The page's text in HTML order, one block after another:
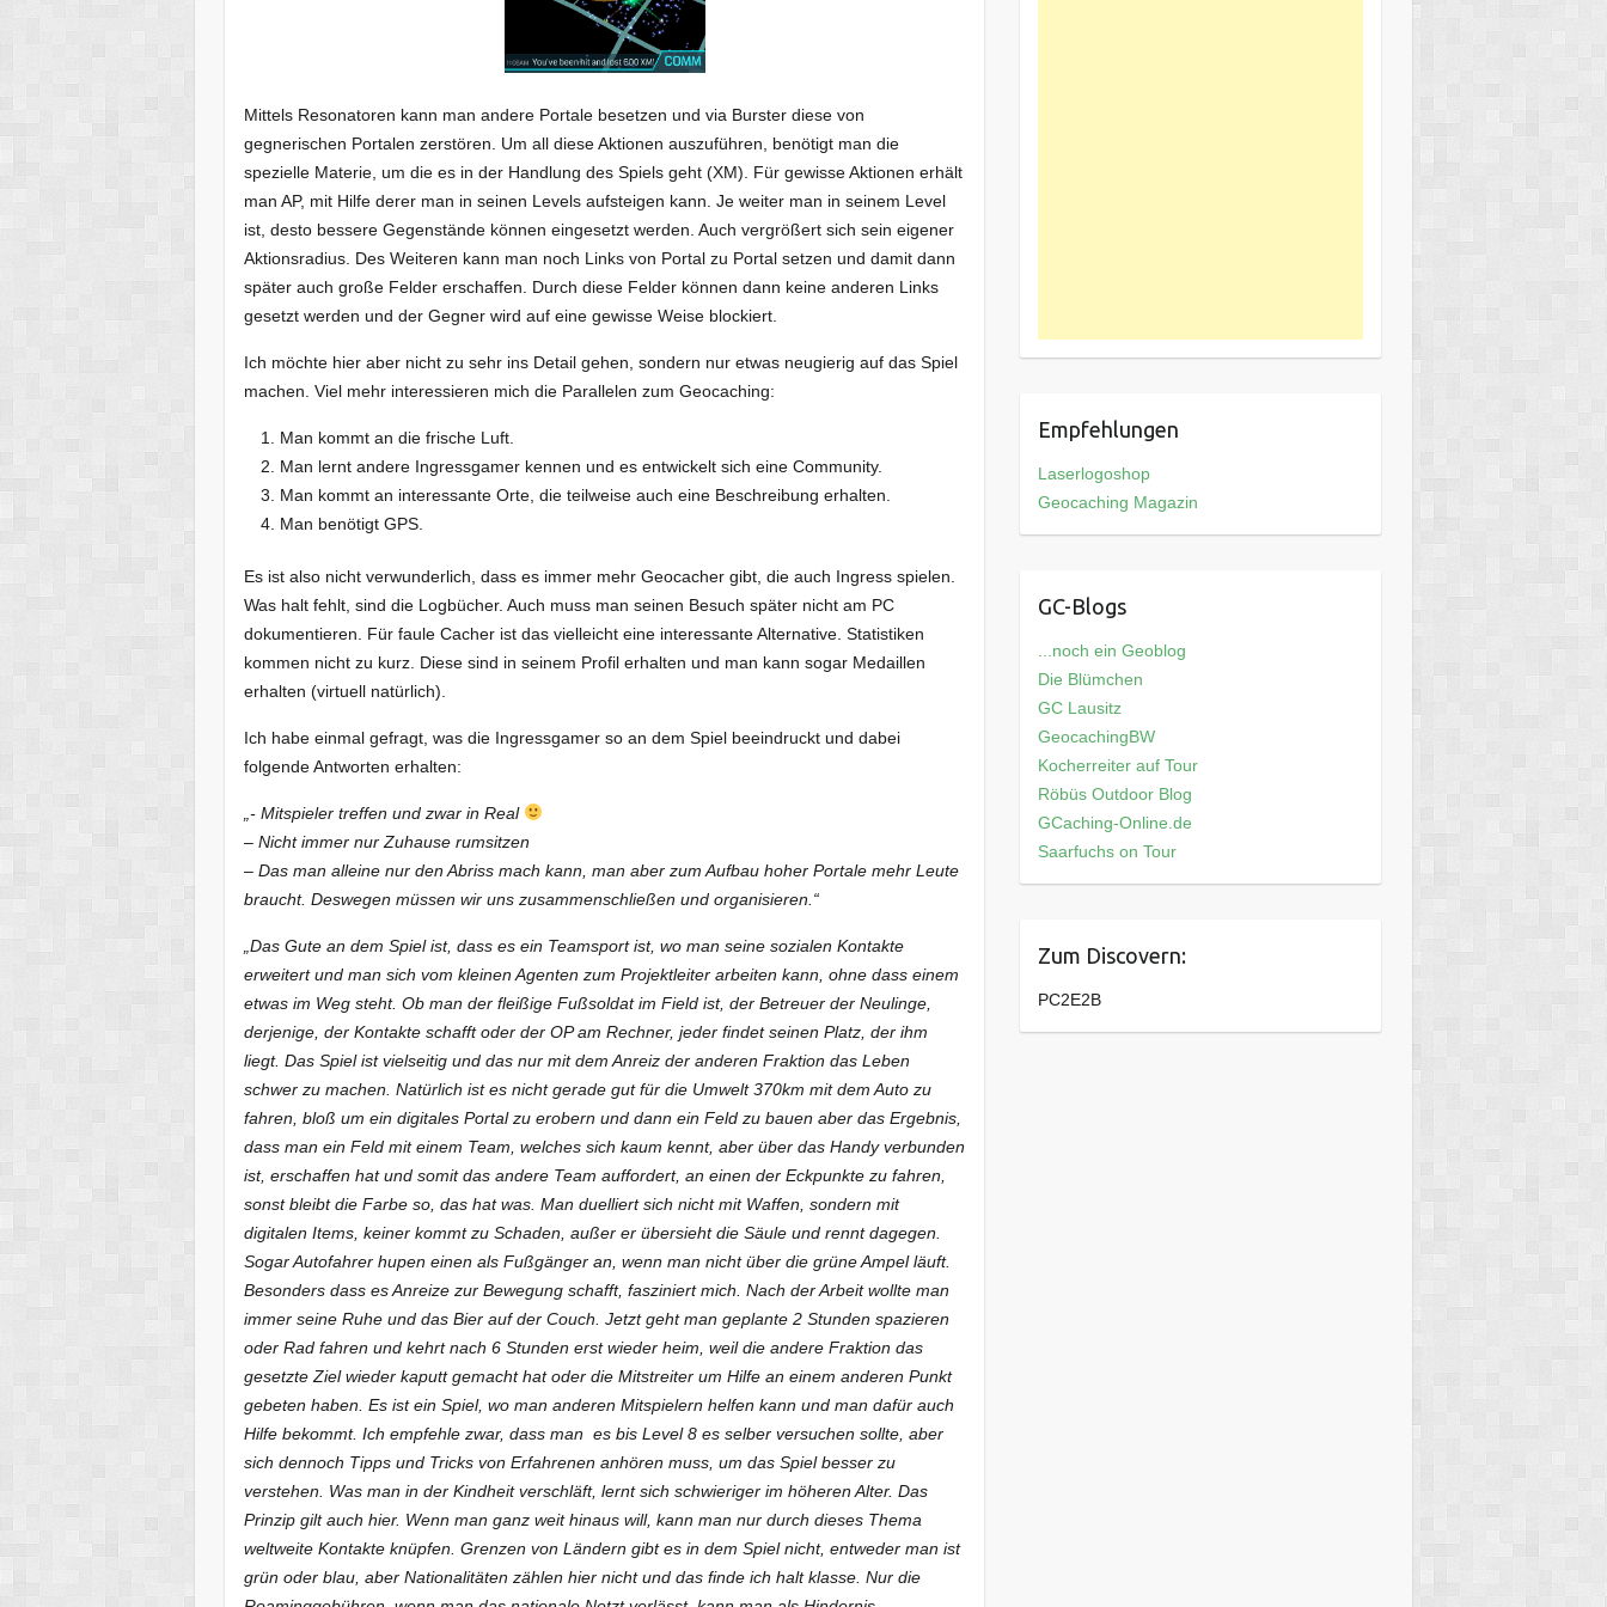
Mittels Resonatoren kann man andere Portale besetzen und via Burster diese von
gegnerischen Portalen zerstören. Um all diese Aktionen auszuführen, benötigt man die
spezielle Materie, um die es in der Handlung des Spiels geht (XM). Für gewisse Aktionen erhält
man AP, mit Hilfe derer man in seinen Levels aufsteigen kann. Je weiter man in seinem Level
ist, desto bessere Gegenstände können eingesetzt werden. Auch vergrößert sich sein eigener
Aktionsradius. Des Weiteren kann man noch Links von Portal zu Portal setzen und damit dann
später auch große Felder erschaffen. Durch diese Felder können dann keine anderen Links
gesetzt werden und der Gegner wird auf eine gewisse Weise blockiert.
Ich möchte hier aber nicht zu sehr ins Detail gehen, sondern nur etwas neugierig auf das Spiel
machen. Viel mehr interessieren mich die Parallelen zum Geocaching:
Man kommt an die frische Luft.
Man lernt andere Ingressgamer kennen und es entwickelt sich eine Community.
Man kommt an interessante Orte, die teilweise auch eine Beschreibung erhalten.
Man benötigt GPS.
Es ist also nicht verwunderlich, dass es immer mehr Geocacher gibt, die auch Ingress spielen.
Was halt fehlt, sind die Logbücher. Auch muss man seinen Besuch später nicht am PC
dokumentieren. Für faule Cacher ist das vielleicht eine interessante Alternative. Statistiken
kommen nicht zu kurz. Diese sind in seinem Profil erhalten und man kann sogar Medaillen
erhalten (virtuell natürlich).
Ich habe einmal gefragt, was die Ingressgamer so an dem Spiel beeindruckt und dabei
folgende Antworten erhalten:
„- Mitspieler treffen und zwar in Real
– Nicht immer nur Zuhause rumsitzen
– Das man alleine nur den Abriss mach kann, man aber zum Aufbau hoher Portale mehr Leute
braucht. Deswegen müssen wir uns zusammenschließen und organisieren.“
„Das Gute an dem Spiel ist, dass es ein Teamsport ist, wo man seine sozialen Kontakte
erweitert und man sich vom kleinen Agenten zum Projektleiter arbeiten kann, ohne dass einem
etwas im Weg steht. Ob man der fleißige Fußsoldat im Field ist, der Betreuer der Neulinge,
derjenige, der Kontakte schafft oder der OP am Rechner, jeder findet seinen Platz, der ihm
liegt. Das Spiel ist vielseitig und das nur mit dem Anreiz der anderen Fraktion das Leben
schwer zu machen. Natürlich ist es nicht gerade gut für die Umwelt 370km mit dem Auto zu
fahren, bloß um ein digitales Portal zu erobern und dann ein Feld zu bauen aber das Ergebnis,
dass man ein Feld mit einem Team, welches sich kaum kennt, aber über das Handy verbunden
ist, erschaffen hat und somit das andere Team auffordert, an einen der Eckpunkte zu fahren,
sonst bleibt die Farbe so, das hat was. Man duelliert sich nicht mit Waffen, sondern mit
digitalen Items, keiner kommt zu Schaden, außer er übersieht die Säule und rennt dagegen.
Sogar Autofahrer hupen einen als Fußgänger an, wenn man nicht über die grüne Ampel läuft.
Besonders dass es Anreize zur Bewegung schafft, fasziniert mich. Nach der Arbeit wollte man
immer seine Ruhe und das Bier auf der Couch. Jetzt geht man geplante 2 Stunden spazieren
oder Rad fahren und kehrt nach 6 Stunden erst wieder heim, weil die andere Fraktion das
gesetzte Ziel wieder kaputt gemacht hat oder die Mitstreiter um Hilfe an einem anderen Punkt
gebeten haben. Es ist ein Spiel, wo man anderen Mitspielern helfen kann und man dafür auch
Hilfe bekommt. Ich empfehle zwar, dass man es bis Level 8 es selber versuchen sollte, aber
sich dennoch Tipps und Tricks von Erfahrenen anhören muss, um das Spiel besser zu
verstehen. Was man in der Kindheit verschläft, lernt sich schwieriger im höheren Alter. Das
Prinzip gilt auch hier. Wenn man ganz weit hinaus will, kann man nur durch dieses Thema
weltweite Kontakte knüpfen. Grenzen von Ländern gibt es in dem Spiel nicht, entweder man ist
grün oder blau, aber Nationalitäten zählen hier nicht und das finde ich halt klasse. Nur die
Empfehlungen
Laserlogoshop
Geocaching Magazin
GC-Blogs
...noch ein Geoblog
Die Blümchen
GC Lausitz
GeocachingBW
Kocherreiter auf Tour
Röbüs Outdoor Blog
GCaching-Online.de
Saarfuchs on Tour
Zum Discovern:
PC2E2B